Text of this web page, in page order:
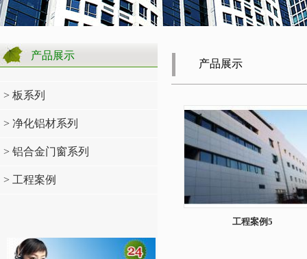
产品展示
> 板系列
> 净化铝材系列
> 铝合金门窗系列
> 工程案例
产品展示
工程案例5